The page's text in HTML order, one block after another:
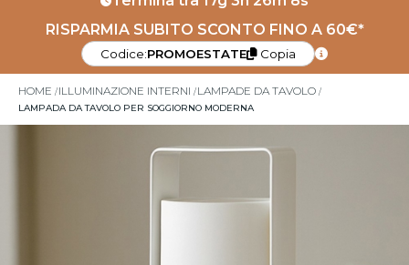
RISPARMIA SUBITO SCONTO FINO A 60€*
Codice:PROMOESTATE Copia
HOME ILLUMINAZIONE INTERNI LAMPADE DA TAVOLO
LAMPADA DA TAVOLO PER SOGGIORNO MODERNA